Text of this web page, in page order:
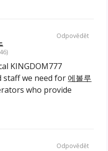
KINGDOM777
staff we need for 에볼루
who provide
Odpovědět
Odpovědět